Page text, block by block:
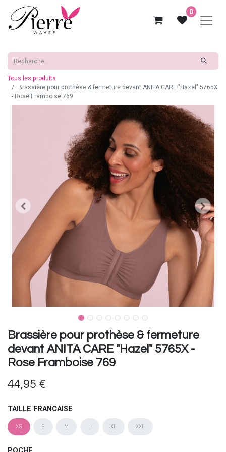
0
Tous les produits
Brassière pour prothèse & fermeture devant ANITA CARE "Hazel" 5765X
- Rose Framboise 769
Brassière pour prothèse & fermeture
devant ANITA CARE "Hazel" 5765X -
Rose Framboise 769
44,95 €
TAILLE FRANCAISE
XS S M L XL XXL